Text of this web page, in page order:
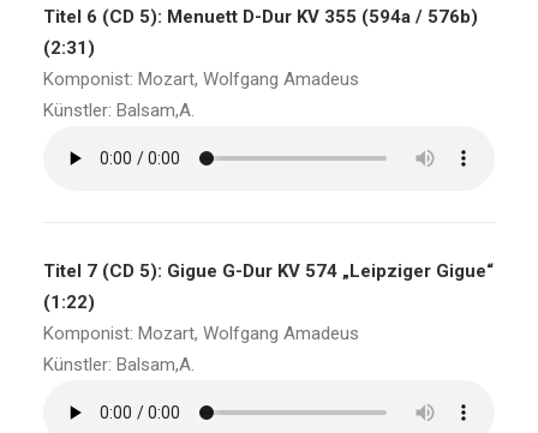
Titel 6 (CD 5): Menuett D-Dur KV 355 (594a / 576b)
(2:31)
Komponist: Mozart, Wolfgang Amadeus
Künstler: Balsam,A.
Titel 7 (CD 5): Gigue G-Dur KV 574 „Leipziger Gigue“
(1:22)
Komponist: Mozart, Wolfgang Amadeus
Künstler: Balsam,A.